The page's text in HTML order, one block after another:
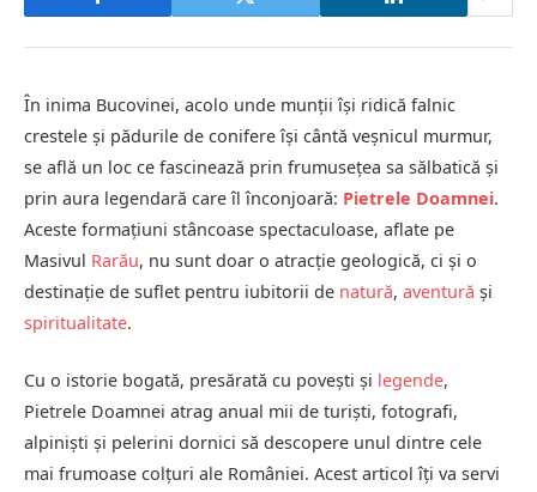
În inima Bucovinei, acolo unde munții își ridică falnic
crestele și pădurile de conifere își cântă veșnicul murmur,
se află un loc ce fascinează prin frumusețea sa sălbatică și
prin aura legendară care îl înconjoară: Pietrele Doamnei.
Aceste formațiuni stâncoase spectaculoase, aflate pe
Masivul Rarău, nu sunt doar o atracție geologică, ci și o
destinație de suflet pentru iubitorii de natură, aventură și
spiritualitate.
Cu o istorie bogată, presărată cu povești și legende,
Pietrele Doamnei atrag anual mii de turiști, fotografi,
alpiniști și pelerini dornici să descopere unul dintre cele
mai frumoase colțuri ale României. Acest articol îți va servi